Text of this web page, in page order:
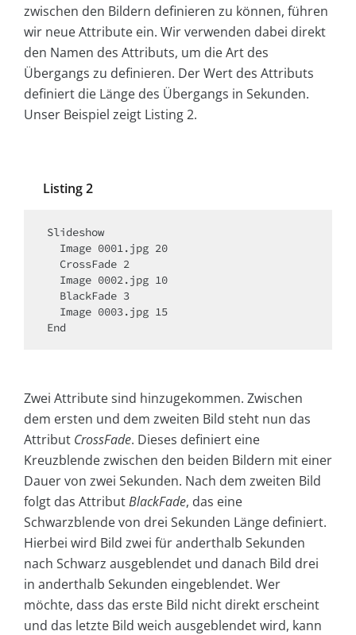
zwischen den Bildern definieren zu können, führen
wir neue Attribute ein. Wir verwenden dabei direkt
den Namen des Attributs, um die Art des
Übergangs zu definieren. Der Wert des Attributs
definiert die Länge des Übergangs in Sekunden.
Unser Beispiel zeigt Listing 2.
Listing 2
Slideshow
End
Zwei Attribute sind hinzugekommen. Zwischen
dem ersten und dem zweiten Bild steht nun das
Attribut CrossFade. Dieses definiert eine
Kreuzblende zwischen den beiden Bildern mit einer
Dauer von zwei Sekunden. Nach dem zweiten Bild
folgt das AttributBlackFade, das eine
Schwarzblende von drei Sekunden Länge definiert.
Hierbei wird Bild zwei für anderthalb Sekunden
nach Schwarz ausgeblendet und danach Bild drei
in anderthalb Sekunden eingeblendet. Wer
möchte, dass das erste Bild nicht direkt erscheint
und das letzte Bild weich ausgeblendet wird, kann